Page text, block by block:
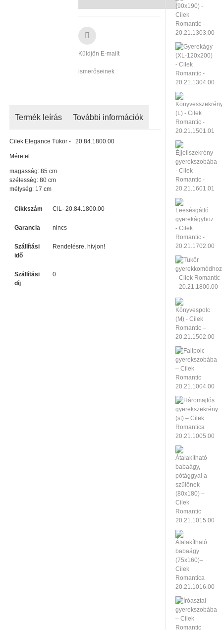
Küldjön E-mailt
ismerőseinek
Termék leírás További információk
Cilek Elegance Tükör - 20.84.1800.00
Méretel:
magasság: 85 cm
szélesség: 80 cm
mélység: 17 cm
Cikkszám CIL- 20.84.1800.00
Garancia nincs
Szállítási
idő
Rendelésre, hívjon!
Szállítási
díj
0